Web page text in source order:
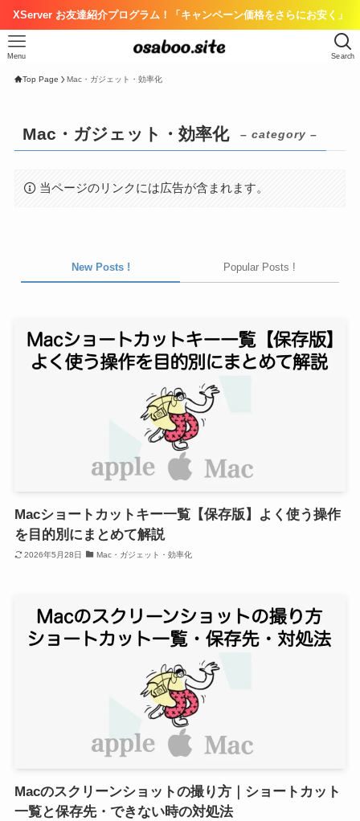
XServer お友達紹介プログラム！「キャンペーン価格をさらにお安く」
Search
Menu
Top Page Mac・ガジェット・効率化
Mac・ガジェット・効率化 – category –
当ページのリンクには広告が含まれます。
New Posts ! Popular Posts !
Macショートカットキー一覧【保存版】よく使う操作
を目的別にまとめて解説
2026年5月28日 Mac・ガジェット・効率化
Macのスクリーンショットの撮り方｜ショートカット
一覧と保存先・できない時の対処法